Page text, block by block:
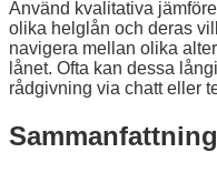
Använd kvalitativa
olika helglån och deras
navigera mellan olika
lånet. Ofta kan dessa
rådgivning via chatt eller
Sammanfattning